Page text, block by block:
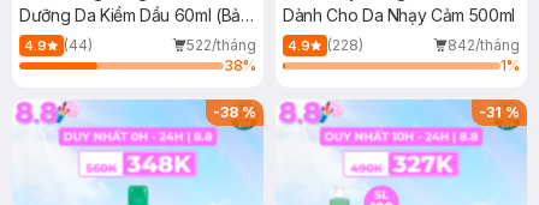
Dưỡng Da Kiềm Dầu 60ml (Bản
Mới)
4.9 (44)
522/tháng
38%
Dành Cho Da Nhạy Cảm 500ml
4.9 (228)
842/tháng
1%
-38% -31%